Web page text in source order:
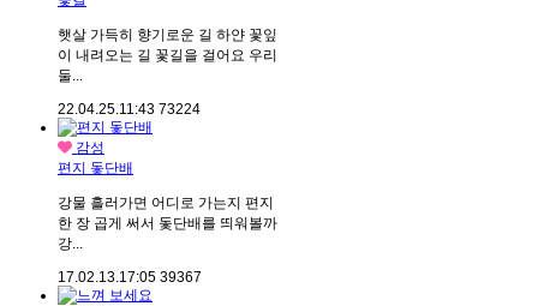
햇살 가득히 향기로운 길 하얀 꽃잎
이 내려오는 길 꽃길을 걸어요 우리
둘...
22.04.25.11:43 73224
감성
편지 돛단배
강물 흘러가면 어디로 가는지 편지
한 장 곱게 써서 돛단배를 띄워볼까
강...
17.02.13.17:05 39367